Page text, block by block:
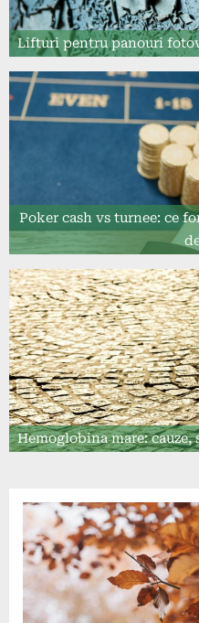
Lifturi pentru panouri
Poker cash vs turnee: ce
Hemoglobina mare: